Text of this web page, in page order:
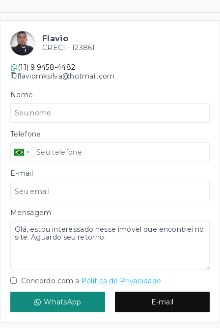
Flavio
CRECI - 123861
(11) 9 9458-4482
flaviomksilva@hotmail.com
Nome
Telefone
E-mail
Mensagem
Concordo com a Política de Privacidade
WhatsApp E-mail